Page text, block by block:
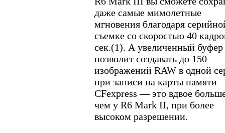
даже самые мимолетные
мгновения благодаря
съемке со скоростью 40
сек.(1). А увеличенный буфер
позволит создавать до 150
изображений RAW в одной
при записи на карты памяти
CFexpress — это вдвое
чем у R6 Mark II, при более
высоком разрешении.